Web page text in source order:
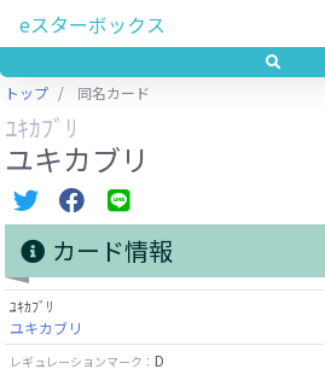
eスターボックス
トップ 同名カード
ﾕｷｶﾌﾞﾘ
ユキカブリ
カード情報
ﾕｷｶﾌﾞﾘ
ユキカブリ
レギュレーションマーク： D